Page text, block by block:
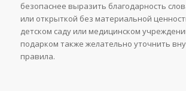
безопаснее выразить благодарность
или открыткой без материальной
детском саду или медицинском
подарком также желательно уточнить
правила.